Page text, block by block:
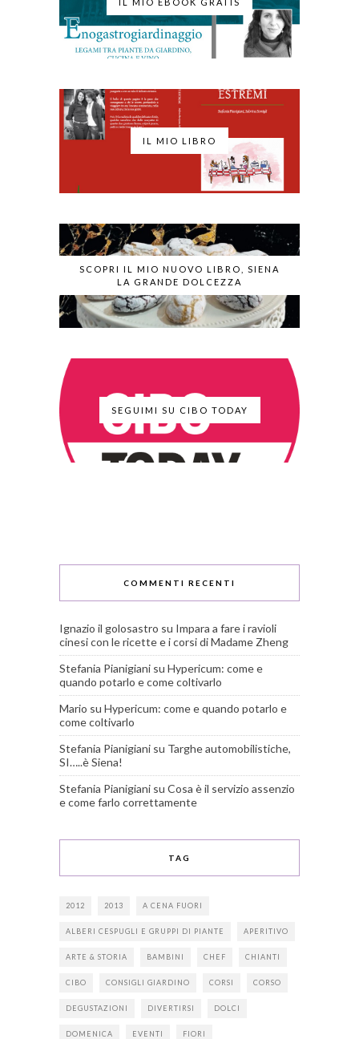
IL MIO LIBRO
SCOPRI IL MIO NUOVO LIBRO, SIENA
LA GRANDE DOLCEZZA
SEGUIMI SU CIBO TODAY
COMMENTI RECENTI
Ignazio il golosastro su Impara a fare i ravioli
cinesi con le ricette e i corsi di Madame Zheng
Stefania Pianigiani su Hypericum: come e
quando potarlo e come coltivarlo
Mario su Hypericum: come e quando potarlo e
come coltivarlo
Stefania Pianigiani su Targhe automobilistiche,
SI…..è Siena!
Stefania Pianigiani su Cosa è il servizio assenzio
e come farlo correttamente
TAG
2012 2013 A CENA FUORI
ALBERI CESPUGLI E GRUPPI DI PIANTE APERITIVO
ARTE & STORIA BAMBINI CHEF CHIANTI
CIBO CONSIGLI GIARDINO CORSI CORSO
DEGUSTAZIONI DIVERTIRSI DOLCI
DOMENICA EVENTI FIORI